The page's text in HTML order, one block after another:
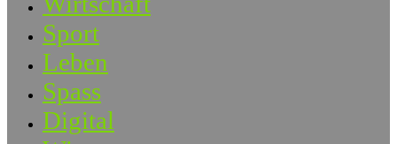
Sport
Leben
Spass
Digital